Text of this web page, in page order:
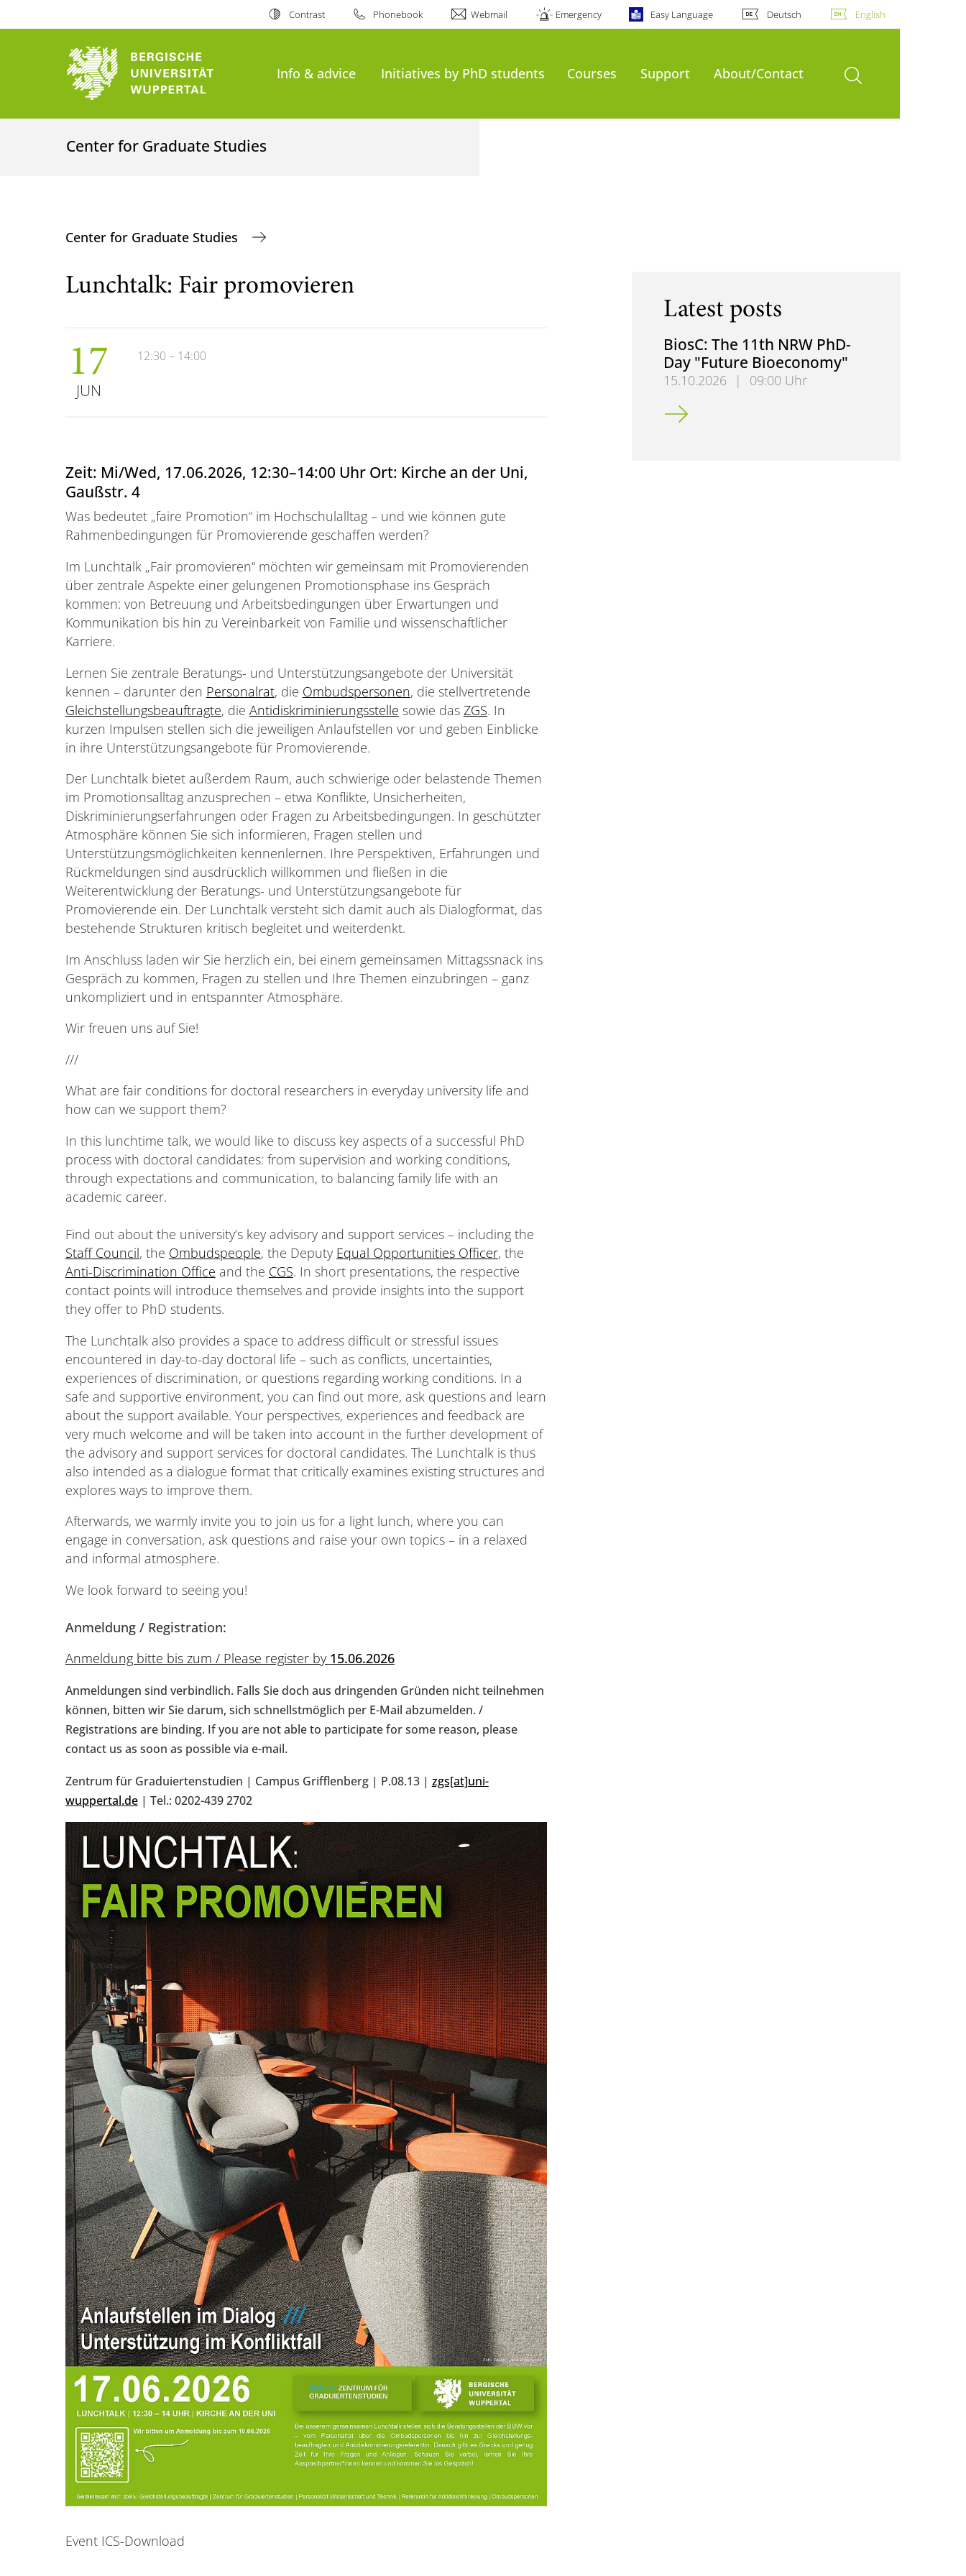
Contrast Phonebook Webmail Emergency Easy Language Deutsch English
Info & advice Initiatives by PhD students Courses Support About/Contact open search
Center for Graduate Studies
Center for Graduate Studies
Lunchtalk: Fair promovieren
17
JUN
12:30 – 14:00
Zeit: Mi/Wed, 17.06.2026, 12:30–14:00 Uhr Ort: Kirche an der Uni,
Gaußstr. 4
Was bedeutet „faire Promotion“ im Hochschulalltag – und wie können gute
Rahmenbedingungen für Promovierende geschaffen werden?
Im Lunchtalk „Fair promovieren“ möchten wir gemeinsam mit Promovierenden
über zentrale Aspekte einer gelungenen Promotionsphase ins Gespräch
kommen: von Betreuung und Arbeitsbedingungen über Erwartungen und
Kommunikation bis hin zu Vereinbarkeit von Familie und wissenschaftlicher
Karriere.
Lernen Sie zentrale Beratungs- und Unterstützungsangebote der Universität
kennen – darunter den Personalrat, die Ombudspersonen, die stellvertretende
Gleichstellungsbeauftragte, die Antidiskriminierungsstelle sowie das ZGS. In
kurzen Impulsen stellen sich die jeweiligen Anlaufstellen vor und geben Einblicke
in ihre Unterstützungsangebote für Promovierende.
Der Lunchtalk bietet außerdem Raum, auch schwierige oder belastende Themen
im Promotionsalltag anzusprechen – etwa Konflikte, Unsicherheiten,
Diskriminierungserfahrungen oder Fragen zu Arbeitsbedingungen. In geschützter
Atmosphäre können Sie sich informieren, Fragen stellen und
Unterstützungsmöglichkeiten kennenlernen. Ihre Perspektiven, Erfahrungen und
Rückmeldungen sind ausdrücklich willkommen und fließen in die
Weiterentwicklung der Beratungs- und Unterstützungsangebote für
Promovierende ein. Der Lunchtalk versteht sich damit auch als Dialogformat, das
bestehende Strukturen kritisch begleitet und weiterdenkt.
Im Anschluss laden wir Sie herzlich ein, bei einem gemeinsamen Mittagssnack ins
Gespräch zu kommen, Fragen zu stellen und Ihre Themen einzubringen – ganz
unkompliziert und in entspannter Atmosphäre.
Wir freuen uns auf Sie!
///
What are fair conditions for doctoral researchers in everyday university life and
how can we support them?
In this lunchtime talk, we would like to discuss key aspects of a successful PhD
process with doctoral candidates: from supervision and working conditions,
through expectations and communication, to balancing family life with an
academic career.
Find out about the university’s key advisory and support services – including the
Staff Council, the Ombudspeople, the Deputy Equal Opportunities Officer, the
Anti-Discrimination Office and the CGS. In short presentations, the respective
contact points will introduce themselves and provide insights into the support
they offer to PhD students.
The Lunchtalk also provides a space to address difficult or stressful issues
encountered in day-to-day doctoral life – such as conflicts, uncertainties,
experiences of discrimination, or questions regarding working conditions. In a
safe and supportive environment, you can find out more, ask questions and learn
about the support available. Your perspectives, experiences and feedback are
very much welcome and will be taken into account in the further development of
the advisory and support services for doctoral candidates. The Lunchtalk is thus
also intended as a dialogue format that critically examines existing structures and
explores ways to improve them.
Afterwards, we warmly invite you to join us for a light lunch, where you can
engage in conversation, ask questions and raise your own topics – in a relaxed
and informal atmosphere.
We look forward to seeing you!
Anmeldung / Registration:
Anmeldung bitte bis zum / Please register by 15.06.2026
Anmeldungen sind verbindlich. Falls Sie doch aus dringenden Gründen nicht teilnehmen
können, bitten wir Sie darum, sich schnellstmöglich per E-Mail abzumelden. /
Registrations are binding. If you are not able to participate for some reason, please
contact us as soon as possible via e-mail.
Zentrum für Graduiertenstudien | Campus Grifflenberg | P.08.13 | zgs[at]uni-
wuppertal.de| Tel.: 0202-439 2702
Event ICS-Download
Latest posts
BiosC: The 11th NRW PhD-
Day "Future Bioeconomy"
15.10.2026 |
09:00 Uhr
BiosC: The 11th NRW PhD-Day "Future